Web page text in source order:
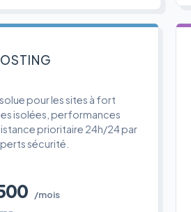
pour les sites à fort
isolées, performances
prioritaire 24h/24 par
sécurité.
/mois